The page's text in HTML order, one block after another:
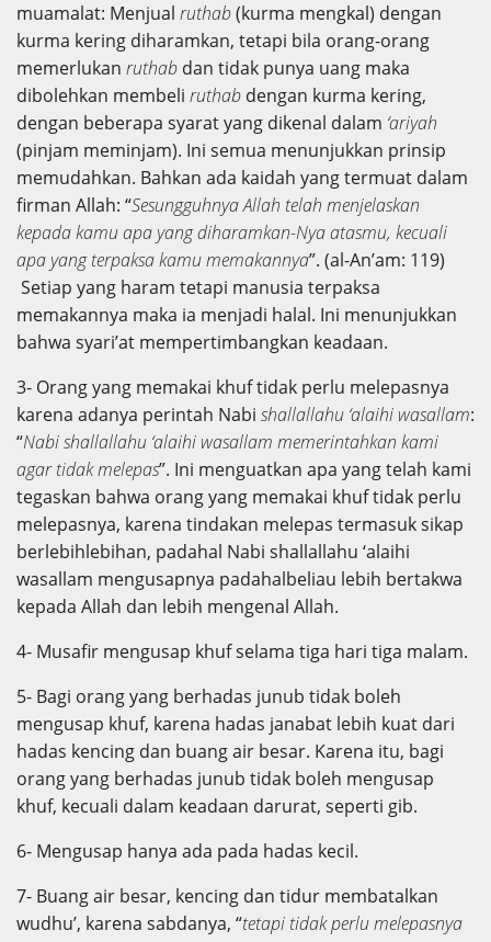
muamalat: Menjual ruthab(kurma mengkal) dengan
kurma kering diharamkan, tetapi bila orang-orang
memerlukan ruthab dan tidak punya uang maka
dibolehkan membeli ruthab dengan kurma kering,
dengan beberapa syarat yang dikenal dalam ‘ariyah
(pinjam meminjam). Ini semua menunjukkan prinsip
memudahkan. Bahkan ada kaidah yang termuat dalam
firman Allah: “Sesungguhnya Allah telah menjelaskan
kepada kamu apa yang diharamkan-Nya atasmu, kecuali
apa yang terpaksa kamu memakannya”. (al-An’am: 119)
Setiap yang haram tetapi manusia terpaksa
memakannya maka ia menjadi halal. Ini menunjukkan
bahwa syari’at mempertimbangkan keadaan.
3- Orang yang memakai khuf tidak perlu melepasnya
karena adanya perintah Nabi shallallahu ‘alaihi wasallam:
“Nabi shallallahu ‘alaihi wasallam memerintahkan kami
agar tidak melepas”. Ini menguatkan apa yang telah kami
tegaskan bahwa orang yang memakai khuf tidak perlu
melepasnya, karena tindakan melepas termasuk sikap
berlebihlebihan, padahal Nabi shallallahu ‘alaihi
wasallam mengusapnya padahalbeliau lebih bertakwa
kepada Allah dan lebih mengenal Allah.
4- Musafir mengusap khuf selama tiga hari tiga malam.
5- Bagi orang yang berhadas junub tidak boleh
mengusap khuf, karena hadas janabat lebih kuat dari
hadas kencing dan buang air besar. Karena itu, bagi
orang yang berhadas junub tidak boleh mengusap
khuf, kecuali dalam keadaan darurat, seperti gib.
6- Mengusap hanya ada pada hadas kecil.
7- Buang air besar, kencing dan tidur membatalkan
wudhu’, karena sabdanya, “tetapi tidak perlu melepasnya